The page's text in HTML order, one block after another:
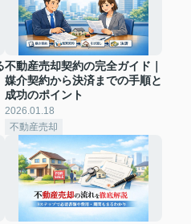
不動産売却契約の完全ガイド｜
媒介契約から決済までの手順と
成功のポイント
2026.01.18
不動産売却